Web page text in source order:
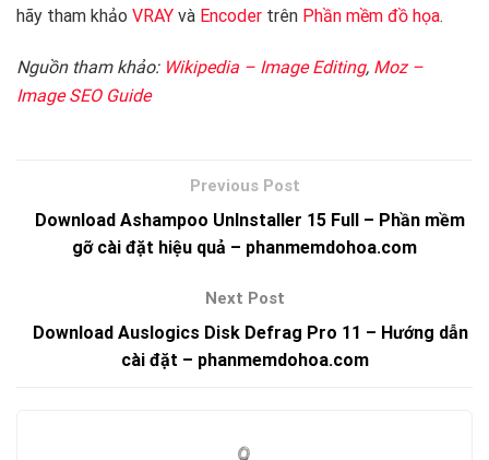
hãy tham khảo VRAY và Encoder trên Phần mềm đồ họa.
Nguồn tham khảo: Wikipedia – Image Editing, Moz –
Image SEO Guide
Download Ashampoo UnInstaller 15 Full – Phần mềm
gỡ cài đặt hiệu quả – phanmemdohoa.com
Download Auslogics Disk Defrag Pro 11 – Hướng dẫn
cài đặt – phanmemdohoa.com